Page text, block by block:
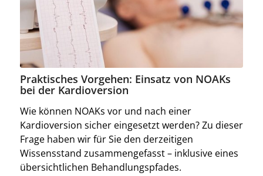
Praktisches Vorgehen: Einsatz von NOAKs
bei der Kardioversion
Wie können NOAKs vor und nach einer
Kardioversion sicher eingesetzt werden? Zu dieser
Frage haben wir für Sie den derzeitigen
Wissensstand zusammengefasst – inklusive eines
übersichtlichen Behandlungspfades.